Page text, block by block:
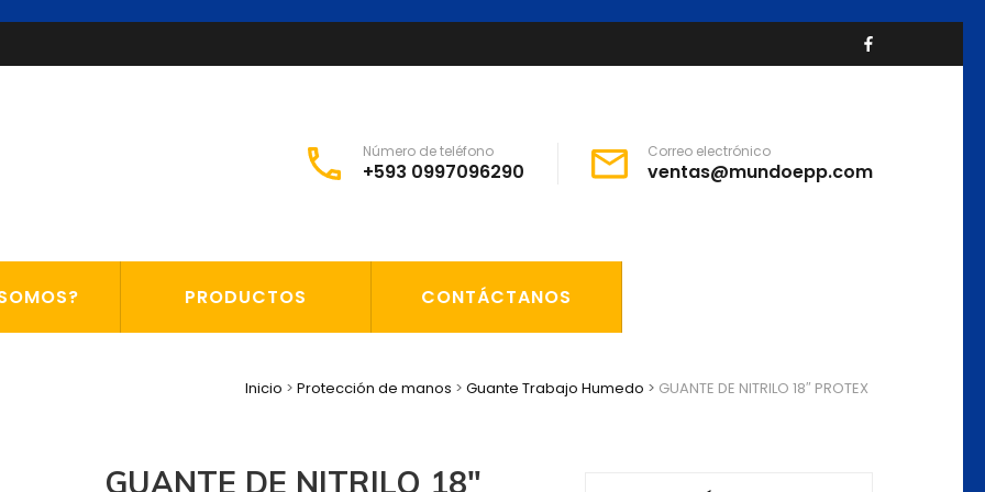
PERSONAL Y SEGURIDAD INDUSTRIAL
Número de teléfono
+593 0997096290
Correo electrónico
ventas@mundoepp.com
PRODUCTOS CONTÁCTANOS
Inicio > Protección de manos > Guante Trabajo Humedo > GUANTE DE NITRILO 18″ PROTEX
GUANTE DE NITRILO 18″